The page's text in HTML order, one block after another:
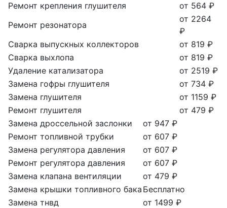
Ремонт крепления глушителя
от 564 ₽
Ремонт резонатора
от 2264
₽
Сварка выпускных коллекторов
от 819 ₽
Сварка выхлопа
от 819 ₽
Удаление катализатора
от 2519 ₽
Замена гофры глушителя
от 734 ₽
Замена глушителя
от 1159 ₽
Ремонт глушителя
от 479 ₽
Замена дроссельной заслонки
от 947 ₽
Ремонт топливной трубки
от 607 ₽
Замена регулятора давления
от 607 ₽
Ремонт регулятора давления
от 607 ₽
Замена клапана вентиляции
от 479 ₽
Замена крышки топливного бака Бесплатно
Замена тнвд
от 1499 ₽